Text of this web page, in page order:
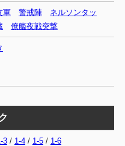
軍 警戒陣
ネルソンタッ
僚艦夜戦突撃
3/ 1-4/ 1-5/ 1-6